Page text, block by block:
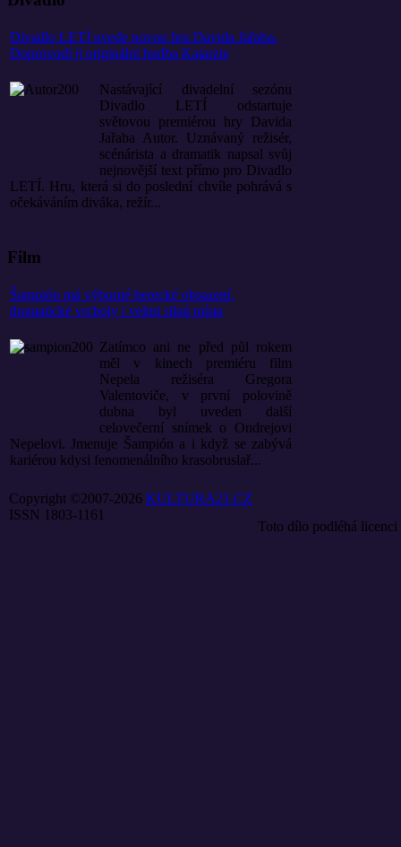
Divadlo LETÍ uvede novou hru Davida Jařaba.
Doprovodí ji originální hudba Katarzie
Nastávající divadelní sezónu
Divadlo LETÍ odstartuje
světovou premiérou hry Davida
Jařaba Autor. Uznávaný režisér,
scénárista a dramatik napsal svůj
nejnovější text přímo pro Divadlo
LETÍ. Hru, která si do poslední chvíle pohrává s
očekáváním diváka, režír...
Film
Šampión má výborné herecké obsazení,
dramatické vrcholy i velmi silná místa
Zatímco ani ne před půl rokem
měl v kinech premiéru film
Nepela režiséra Gregora
Valentoviče, v první polovině
dubna byl uveden další
celovečerní snímek o Ondrejovi
Nepelovi. Jmenuje Šampión a i když se zabývá
kariérou kdysi fenomenálního krasobruslař...
Copyright ©2007-2026 KULTURA21.CZ
ISSN 1803-1161
Toto dílo podléhá licenci